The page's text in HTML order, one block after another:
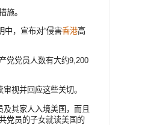
施。
中，宣布对“侵害香港高
党党员人数有大约9,200
视并回应这些关切。
其家人入境美国，而且
党员的子女就读美国的